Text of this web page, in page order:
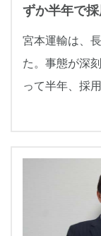
ずか半年で
宮本運輸は、
た。事態が深
って半年、採